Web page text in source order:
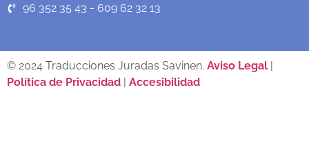
96 352 35 43 - 609 62 32 13
© 2024 Traducciones Juradas Savinen. Aviso Legal |
Política de Privacidad | Accesibilidad